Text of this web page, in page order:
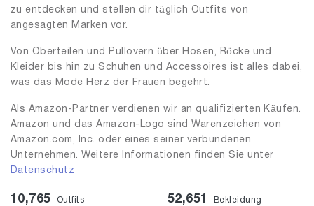
zu entdecken und stellen dir täglich Outfits von
angesagten Marken vor.
Von Oberteilen und Pullovern über Hosen, Röcke und
Kleider bis hin zu Schuhen und Accessoires ist alles dabei,
was das Mode Herz der Frauen begehrt.
Als Amazon-Partner verdienen wir an qualifizierten Käufen.
Amazon und das Amazon-Logo sind Warenzeichen von
Amazon.com, Inc. oder eines seiner verbundenen
Unternehmen. Weitere Informationen finden Sie unter
Datenschutz
10,765 Outfits 52,651 Bekleidung